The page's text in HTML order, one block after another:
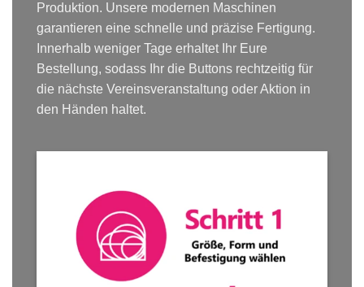
Produktion. Unsere modernen Maschinen
garantieren eine schnelle und präzise Fertigung.
Innerhalb weniger Tage erhaltet Ihr Eure
Bestellung, sodass Ihr die Buttons rechtzeitig für
die nächste Vereinsveranstaltung oder Aktion in
den Händen haltet.